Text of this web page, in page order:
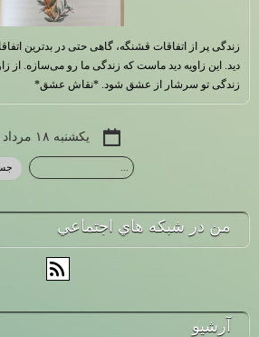
زندگی پر از اتفاقات قشنگه، گاهی حتی در بدترین
دید. این زاویه دید ماست که زندگی ما رو می‌سازه. از
زندگی تو سرشار از عشق شود. *نقاش عشق*
یکشنبه ۱۸ مرداد ۰۵
من در شبكه هاي اجتماعي
آرشيو